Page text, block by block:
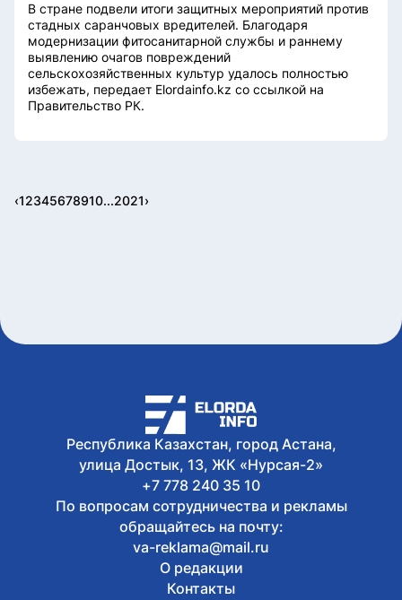
В стране подвели итоги защитных мероприятий против
стадных саранчовых вредителей. Благодаря
модернизации фитосанитарной службы и раннему
выявлению очагов повреждений
сельскохозяйственных культур удалось полностью
избежать, передает Elordainfo.kz со ссылкой на
Правительство РК.
‹12345678910...2021›
Республика Казахстан, город Астана,
улица Достык, 13, ЖК «Нурсая-2»
+7 778 240 35 10
По вопросам сотрудничества и рекламы
обращайтесь на почту:
va-reklama@mail.ru
О редакции
Контакты